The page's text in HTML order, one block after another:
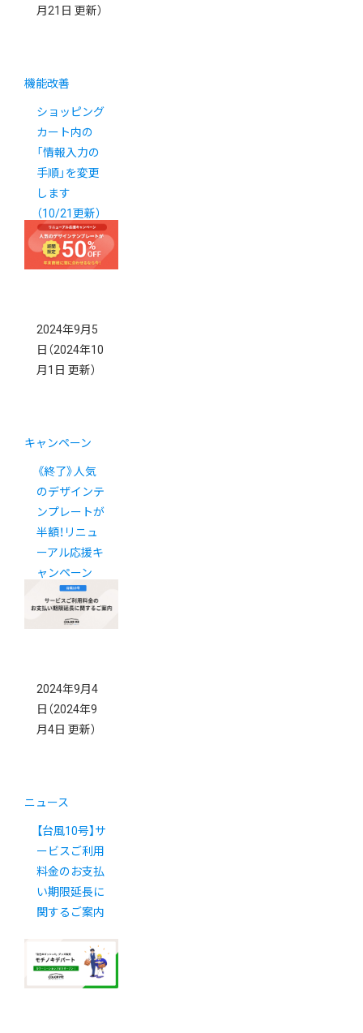
月21日 更新）
機能改善
ショッピング
カート内の
「情報入力の
手順」を変更
します
（10/21更新）
2024年9月5
日 （2024年10
月1日 更新）
キャンペーン
《終了》人気
のデザインテ
ンプレートが
半額！リニュ
ーアル応援キ
ャンペーン
2024年9月4
日 （2024年9
月4日 更新）
ニュース
【台風10号】サ
ービスご利用
料金のお支払
い期限延長に
関するご案内